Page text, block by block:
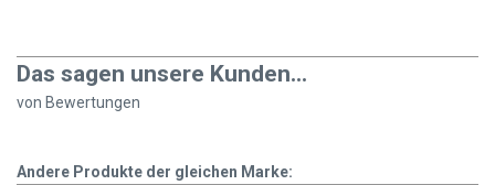
Das sagen unsere Kunden...
von Bewertungen
Andere Produkte der gleichen Marke: